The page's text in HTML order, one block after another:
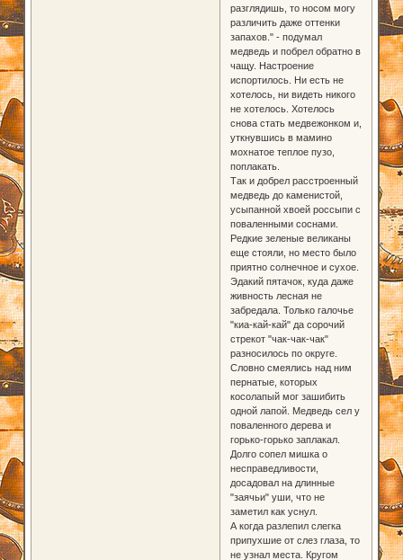
разглядишь, то носом могу
различить даже оттенки
запахов." - подумал
медведь и побрел обратно в
чащу. Настроение
испортилось. Ни есть не
хотелось, ни видеть никого
не хотелось. Хотелось
снова стать медвежонком и,
уткнувшись в мамино
мохнатое теплое пузо,
поплакать.
Так и добрел расстроенный
медведь до каменистой,
усыпанной хвоей россыпи с
поваленными соснами.
Редкие зеленые великаны
еще стояли, но место было
приятно солнечное и сухое.
Эдакий пятачок, куда даже
живность лесная не
забредала. Только галочье
"киа-кай-кай" да сорочий
стрекот "чак-чак-чак"
разносилось по округе.
Словно смеялись над ним
пернатые, которых
косолапый мог зашибить
одной лапой. Медведь сел у
поваленного дерева и
горько-горько заплакал.
Долго сопел мишка о
несправедливости,
досадовал на длинные
"заячьи" уши, что не
заметил как уснул.
А когда разлепил слегка
припухшие от слез глаза, то
не узнал места. Кругом